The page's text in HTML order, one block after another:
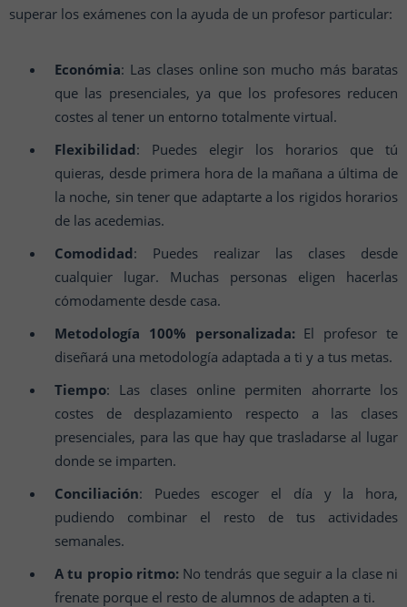
superar los exámenes con la ayuda de un profesor particular:
Económia: Las clases online son mucho más baratas
que las presenciales, ya que los profesores reducen
costes al tener un entorno totalmente virtual.
Flexibilidad: Puedes elegir los horarios que tú
quieras, desde primera hora de la mañana a última de
la noche, sin tener que adaptarte a los rigidos horarios
de las acedemias.
Comodidad: Puedes realizar las clases desde
cualquier lugar. Muchas personas eligen hacerlas
cómodamente desde casa.
Metodología 100% personalizada:El profesor te
diseñará una metodología adaptada a ti y a tus metas.
Tiempo: Las clases online permiten ahorrarte los
costes de desplazamiento respecto a las clases
presenciales, para las que hay que trasladarse al lugar
donde se imparten.
Conciliación: Puedes escoger el día y la hora,
pudiendo combinar el resto de tus actividades
semanales.
A tu propio ritmo:No tendrás que seguir a la clase ni
frenate porque el resto de alumnos de adapten a ti.